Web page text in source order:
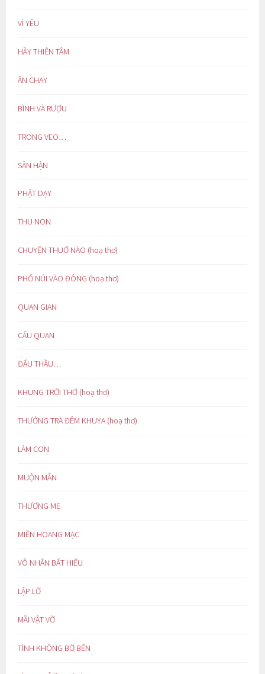
VÌ YÊU
HÃY THIỆN TÂM
ĂN CHAY
BÌNH VÀ RƯỢU
TRONG VEO…
SÂN HẬN
PHẬT DẠY
THU NON
CHUYỆN THUỞ NÀO (hoạ thơ)
PHỐ NÚI VÀO ĐÔNG (hoạ thơ)
QUAN GIAN
CẨU QUAN
ĐẤU THẦU…
KHUNG TRỜI THƠ (hoạ thơ)
THƯỞNG TRÀ ĐÊM KHUYA (hoạ thơ)
LÀM CON
MUỘN MẰN
THƯƠNG MẸ
MIỀN HOANG MẠC
VÔ NHÂN BẤT HIẾU
LẬP LỜ
MÃI VẬT VỜ
TÌNH KHÔNG BỜ BẾN